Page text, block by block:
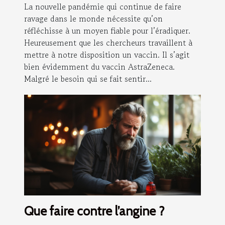
La nouvelle pandémie qui continue de faire
ravage dans le monde nécessite qu’on
réfléchisse à un moyen fiable pour l’éradiquer.
Heureusement que les chercheurs travaillent à
mettre à notre disposition un vaccin. Il s’agit
bien évidemment du vaccin AstraZeneca.
Malgré le besoin qui se fait sentir...
Que faire contre l’angine ?